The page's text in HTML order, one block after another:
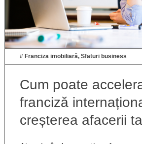
# Franciza imobiliară, Sfaturi business
Cum poate
franciză
creșterea afacerii